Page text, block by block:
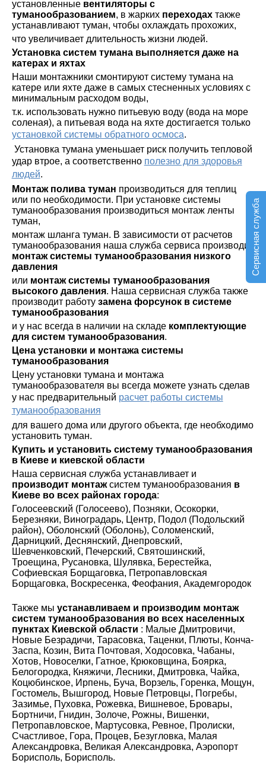
Сервисная служба
установленные вентиляторы с
туманообразованием, в жарких переходахтакже
устанавливают туман, чтобы охлаждать прохожих,
что увеличивает длительность жизни людей.
Установка систем тумана выполняется даже на
катерах и яхтах
Наши монтажники смонтируют систему тумана на
катере или яхте даже в самых стесненных условиях с
минимальным расходом воды,
т.к. использовать нужно питьевую воду (вода на море
соленая), а питьевая вода на яхте достигается только
установкой системы обратного осмоса.
Установка тумана уменьшает риск получить тепловой
удар втрое, а соответственно полезно для здоровья
людей.
Монтаж полива туман производиться для теплиц
или по необходимости. При установке системы
туманообразования производиться монтаж ленты
туман,
монтаж шланга туман. В зависимости от расчетов
туманообразования наша служба сервиса производит
монтаж системы туманообразования низкого
давления
или монтаж системы туманообразования
высокого давления. Наша сервисная служба также
производит работу замена форсунок в системе
туманообразования
и у нас всегда в наличии на складе комплектующие
для систем туманообразования.
Цена установки и монтажа системы
туманообразования
Цену установки тумана и монтажа
туманообразователя вы всегда можете узнать сделав
у нас предварительный расчет работы системы
туманообразования
для вашего дома или другого объекта, где необходимо
установить туман.
Купить и установить систему туманообразования
в Киеве и киевской области
Наша сервисная служба устанавливает и
производит монтажсистем туманообразования в
Киеве во всех районах города:
Голосеевский (Голосеево), Позняки, Осокорки,
Березняки, Виноградарь, Центр, Подол (Подольский
район), Оболонский (Оболонь), Соломенский,
Дарницкий, Деснянский, Днепровский,
Шевченковский, Печерский, Святошинский,
Троещина, Русановка, Шулявка, Берестейка,
Софиевская Борщаговка, Петропавловская
Борщаговка, Воскресенка, Феофания, Академгородок
Также мы устанавливаем и производим монтаж
систем туманообразования во всех населенных
пунктах Киевской области : Малые Дмитровичи,
Новые Безрадичи, Тарасовка, Таценки, Плюты, Конча-
Заспа, Козин, Вита Почтовая, Ходосовка, Чабаны,
Хотов, Новоселки, Гатное, Крюковщина, Боярка,
Белогородка, Княжичи, Лесники, Дмитровка, Чайка,
Коцюбинское, Ирпень, Буча, Ворзель, Горенка, Мощун,
Гостомель, Вышгород, Новые Петровцы, Погребы,
Зазимье, Пуховка, Рожевка, Вишневое, Бровары,
Бортничи, Гнидин, Золоче, Рожны, Вишенки,
Петропавловское, Мартусовка, Ревное, Пролиски,
Счастливое, Гора, Процев, Безугловка, Малая
Александровка, Великая Александровка, Аэропорт
Борисполь, Борисполь.